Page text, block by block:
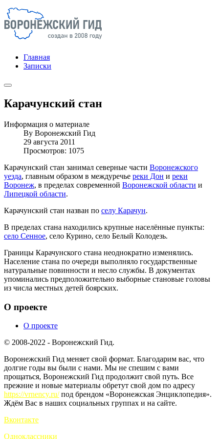
Главная
Записки
Карачунский стан
Информация о материале
By Воронежский Гид
29 августа 2011
Просмотров: 1075
Карачунский стан занимал северные части Воронежского
уезда, главным образом в междуречье реки Дон и реки
Воронеж, в пределах современной Воронежской области и
Липецкой области.
Карачунский стан назван по селу Карачун.
В пределах стана находились крупные населённые пункты:
село Сенное, село Курино, село Белый Колодезь.
Границы Карачунского стана неоднократно изменялись.
Население стана по очереди выполняло государственные
натуральные повинности и несло службы. В документах
упоминались предположительно выборные становые головы
из числа местных детей боярских.
О проекте
О проекте
© 2008-2022 - Воронежский Гид.
Воронежский Гид меняет свой формат. Благодарим вас, что
долгие годы вы были с нами. Мы не спешим с вами
прощаться, Воронежский Гид продолжит свой путь. Все
прежние и новые материалы обретут свой дом по адресу
https://vrnency.ru/под брендом «Воронежская Энциклопедия».
Ждём Вас в наших социальных группах и на сайте.
Вконтакте
Одноклассники